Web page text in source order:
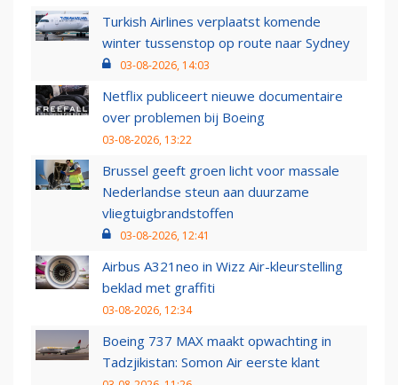
Turkish Airlines verplaatst komende
winter tussenstop op route naar Sydney
03-08-2026, 14:03
Netflix publiceert nieuwe documentaire
over problemen bij Boeing
03-08-2026, 13:22
Brussel geeft groen licht voor massale
Nederlandse steun aan duurzame
vliegtuigbrandstoffen
03-08-2026, 12:41
Airbus A321neo in Wizz Air-kleurstelling
beklad met graffiti
03-08-2026, 12:34
Boeing 737 MAX maakt opwachting in
Tadzjikistan: Somon Air eerste klant